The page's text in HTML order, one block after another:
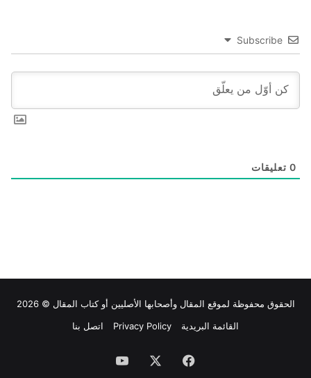
Subscribe
0 تعليقات
الحقوق محفوظة لموقع المقال وأصحابها الأصليين أو كتاب المقال © 2026
القائمة البريدية
Privacy Policy اتصل بنا
فيسبوك ‫YouTube